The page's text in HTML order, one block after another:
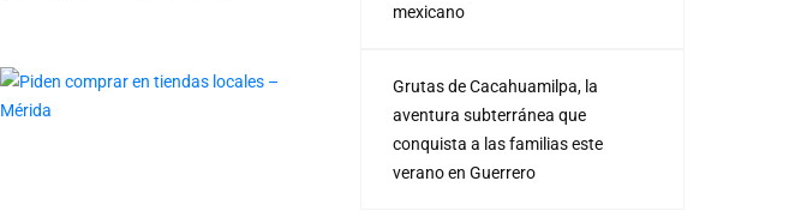
mexicano
Grutas de Cacahuamilpa, la
aventura subterránea que
conquista a las familias este
verano en Guerrero